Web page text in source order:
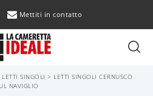
Mettiti in contatto
LETTI SINGOLI > LETTI SINGOLI CERNUSCO
NAVIGLIO